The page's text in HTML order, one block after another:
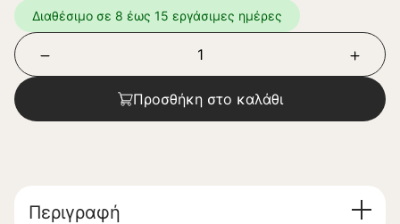
Διαθέσιμο σε 8 έως 15 εργάσιμες ημέρες
Προσθήκη στο καλάθι
Περιγραφή